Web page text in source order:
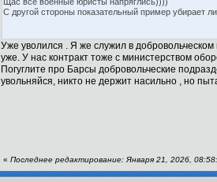
С другой стороны показательный пример убирает
Уже уволился . Я же служил в
уже. У нас контракт тоже с министерством
Погуглите про Барсы добровольческие
увольняйся, никто не держит насильно , но
« Последнее редактирование: Января 21, 2026,